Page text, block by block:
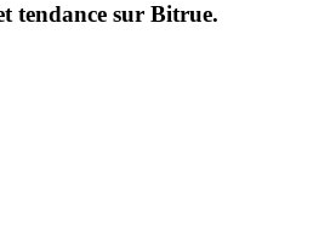
tendance sur Bitrue.